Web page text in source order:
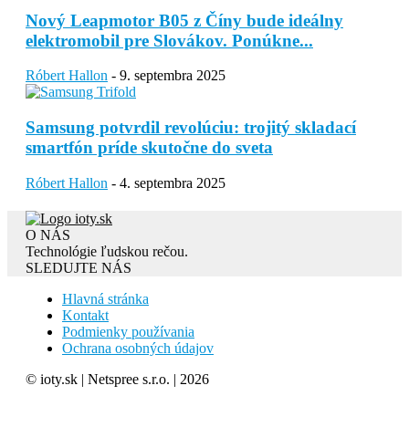
Nový Leapmotor B05 z Číny bude ideálny
elektromobil pre Slovákov. Ponúkne...
Róbert Hallon - 9. septembra 2025
Samsung potvrdil revolúciu: trojitý skladací
smartfón príde skutočne do sveta
Róbert Hallon - 4. septembra 2025
O NÁS
Technológie ľudskou rečou.
SLEDUJTE NÁS
Hlavná stránka
Kontakt
Podmienky používania
Ochrana osobných údajov
© ioty.sk | Netspree s.r.o. | 2026